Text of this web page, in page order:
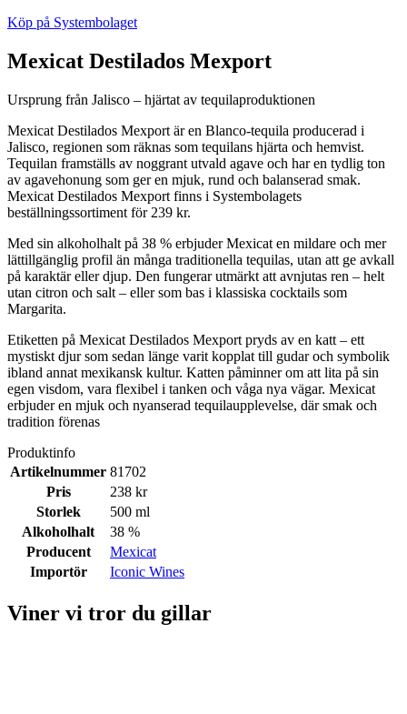
Köp på Systembolaget
Mexicat Destilados Mexport
Ursprung från Jalisco – hjärtat av tequilaproduktionen
Mexicat Destilados Mexport är en Blanco-tequila producerad i
Jalisco, regionen som räknas som tequilans hjärta och hemvist.
Tequilan framställs av noggrant utvald agave och har en tydlig ton
av agavehonung som ger en mjuk, rund och balanserad smak.
Mexicat Destilados Mexport finns i Systembolagets
beställningssortiment för 239 kr.
Med sin alkoholhalt på 38 % erbjuder Mexicat en mildare och mer
lättillgänglig profil än många traditionella tequilas, utan att ge avkall
på karaktär eller djup. Den fungerar utmärkt att avnjutas ren – helt
utan citron och salt – eller som bas i klassiska cocktails som
Margarita.
Etiketten på Mexicat Destilados Mexport pryds av en katt – ett
mystiskt djur som sedan länge varit kopplat till gudar och symbolik
ibland annat mexikansk kultur. Katten påminner om att lita på sin
egen visdom, vara flexibel i tanken och våga nya vägar. Mexicat
erbjuder en mjuk och nyanserad tequilaupplevelse, där smak och
tradition förenas
Produktinfo
Artikelnummer 81702
Pris
238 kr
Storlek
500 ml
Alkoholhalt
38 %
Producent
Mexicat
Importör
Iconic Wines
Viner vi tror du gillar